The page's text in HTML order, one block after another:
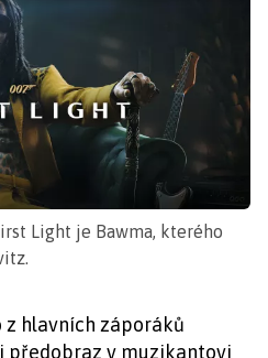
Light je Bawma, kterého
hlavních záporáků
předobraz v muzikantovi